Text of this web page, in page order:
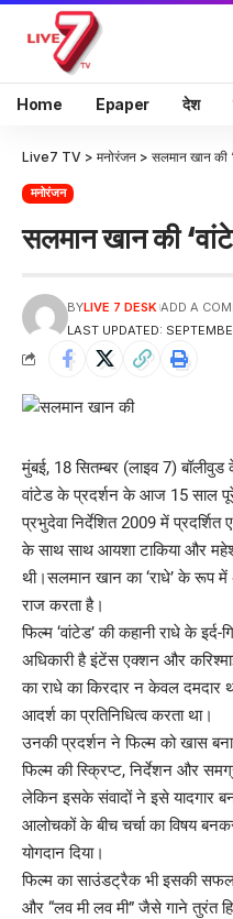
Home Epaper देश
Live7 TV > मनोरंजन > सलमान खान की
मनोरंजन
सलमान खान की
LAST UPDATED:
BYLIVE 7 DESK ADD A
मुंबई, 18 सितम्बर (लाइव 7)
वांटेड के प्रदर्शन के आज 15 साल
प्रभुदेवा निर्देशित 2009 में
के साथ साथ आयशा टाकिया और महेश
थी।सलमान खान का ‘राधे’ के रूप में
राज करता है।
फिल्म ‘वांटेड’ की कहानी राधे के
अधिकारी है इंटेंस एक्शन और
का राधे का किरदार न केवल दमदार
आदर्श का प्रतिनिधित्व करता था।
उनकी प्रदर्शन ने फिल्म को खास
फिल्म की स्क्रिप्ट, निर्देशन और
लेकिन इसके संवादों ने इसे यादगार
आलोचकों के बीच चर्चा का विषय
योगदान दिया।
फिल्म का साउंडट्रैक भी इसकी
और “लव मी लव मी” जैसे गाने तुरंत